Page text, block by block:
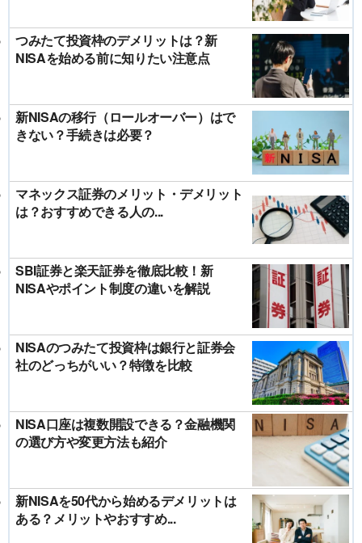
つみたて投資枠のデメリットは？新
NISAを始める前に知りたい注意点
新NISAの移行（ロールオーバー）はで
きない？手続きは必要？
マネックス証券のメリット・デメリット
は？おすすめできる人の...
SBI証券と楽天証券を徹底比較！新
NISAやポイント制度の違いを解説
NISAのつみたて投資枠は銀行と証券会
社のどっちがいい？特徴を比較
NISA口座は複数開設できる？金融機関
の選び方や変更方法も紹介
新NISAを50代から始めるデメリットは
ある？メリットやおすすめ...